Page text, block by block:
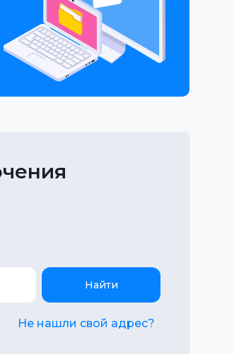
Найти
Не нашли свой адрес?